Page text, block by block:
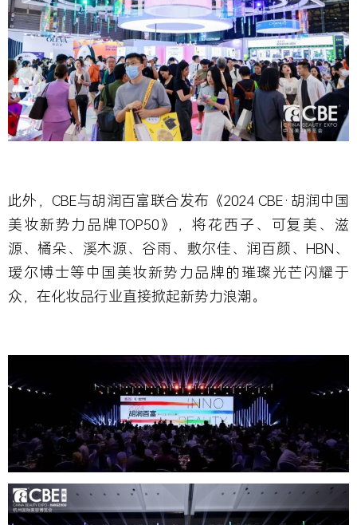
此外，CBE与胡润百富联合发布 《2024 CBE· 胡润中国
美妆新势力品牌TOP50》 ，将花西子、可复美、滋
源、橘朵、溪木源、谷雨、敷尔佳、润百颜、HBN、
瑷尔博士等中国美妆新势力品牌的璀璨光芒闪耀于
众，在化妆品行业直接掀起新势力浪潮。